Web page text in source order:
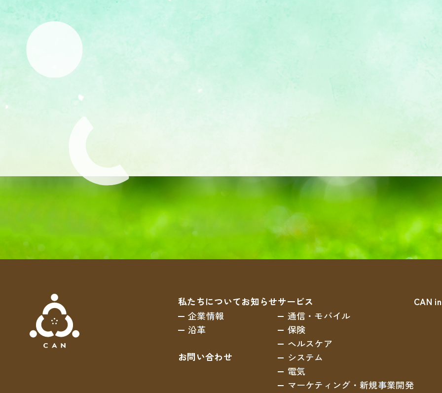
私たちについて
企業情報
沿革
お問い合わせ
お知らせサービス
通信・モバイル
保険
ヘルスケア
システム
電気
マーケティング ・新規事業開発
CAN